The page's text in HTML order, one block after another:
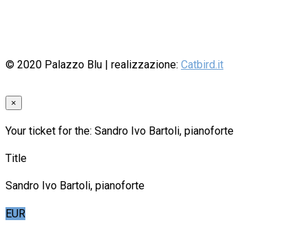
© 2020 Palazzo Blu | realizzazione: Catbird.it
×
Your ticket for the: Sandro Ivo Bartoli, pianoforte
Title
Sandro Ivo Bartoli, pianoforte
EUR